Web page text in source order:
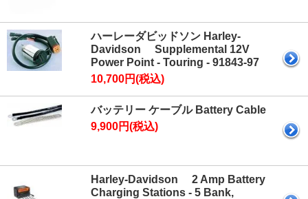
ハーレーダビッドソン Harley-
Davidson Supplemental 12V
Power Point - Touring - 91843-97
10,700円(税込)
バッテリー ケーブル Battery Cable
9,900円(税込)
Harley-Davidson 2 Amp Battery
Charging Stations - 5 Bank,